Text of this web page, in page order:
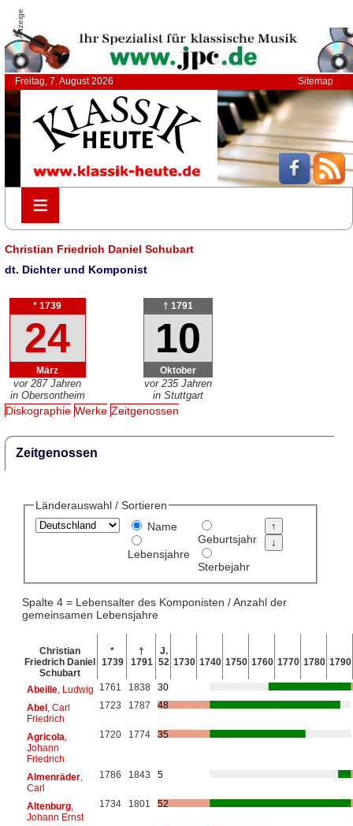
Anzeige
Freitag, 7. August 2026 Sitemap
≡
≡
Christian Friedrich Daniel Schubart
dt. Dichter und Komponist
* 1739
24
März
vor 287 Jahren
in Obersontheim
† 1791
10
Oktober
vor 235 Jahren
in Stuttgart
Diskographie Werke Zeitgenossen
Zeitgenossen
Länderauswahl / Sortieren
Name
Lebensjahre
Geburtsjahr
Sterbejahr
Spalte 4 = Lebensalter des Komponisten / Anzahl der
gemeinsamen Lebensjahre
Christian
Friedrich Daniel
Schubart
*
1739
†
1791
J.
52 1730 1740 1750 1760 1770 1780 1790
Abeille, Ludwig 1761 1838
30
Abel, Carl
Friedrich
1723 1787 48
Agricola
Johann
Friedrich
1720 1774 35
Almenräder,
Carl
1786 1843 5
Altenburg,
Johann Ernst
1734 1801 52